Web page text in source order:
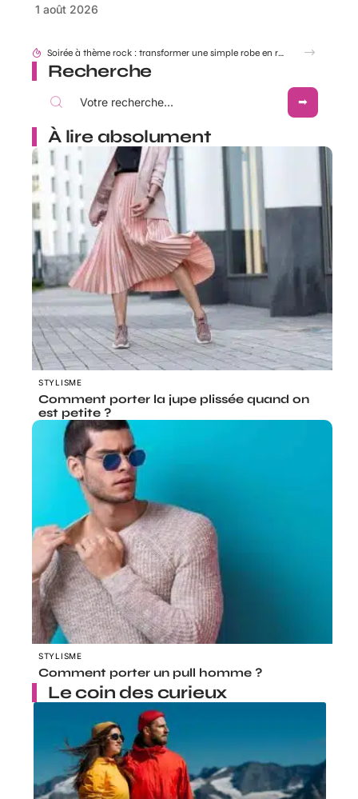
1 août 2026
Look festival et concerts country : réussir ses tenues western Boots Cowboy
Recherche
À lire absolument
STYLISME
Comment porter la jupe plissée quand on
est petite ?
STYLISME
Comment porter un pull homme ?
Le coin des curieux